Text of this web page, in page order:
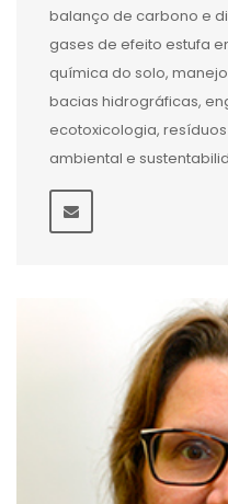
balanço de carbono e
gases de efeito estufa
química do solo,
bacias hidrográficas,
ecotoxicologia,
ambiental e